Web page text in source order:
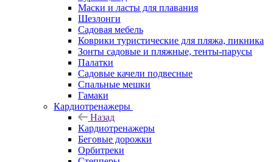
Маски и ласты для плавания
Шезлонги
Садовая мебель
Коврики туристические для пляжа, пикника
Зонты садовые и пляжные, тенты-парусы
Палатки
Садовые качели подвесные
Спальные мешки
Гамаки
Кардиотренажеры
Назад
Кардиотренажеры
Беговые дорожки
Орбитреки